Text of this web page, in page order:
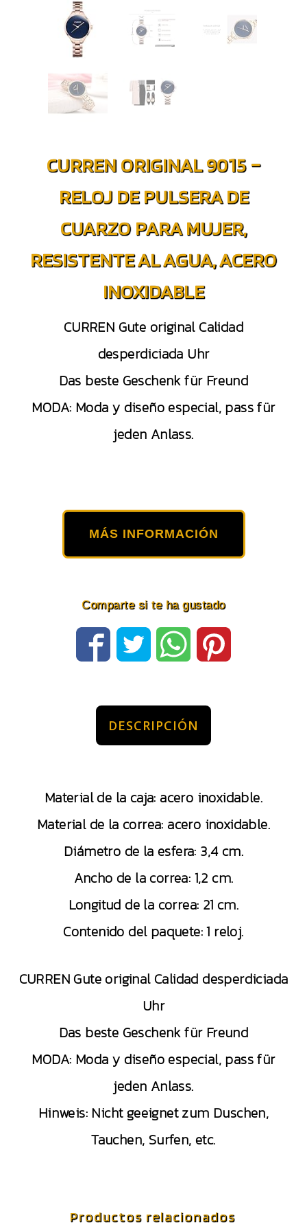
CURREN ORIGINAL 9015 –
RELOJ DE PULSERA DE
CUARZO PARA MUJER,
RESISTENTE AL AGUA, ACERO
INOXIDABLE
CURREN Gute original Calidad
desperdiciada Uhr
Das beste Geschenk für Freund
MODA: Moda y diseño especial, pass für
jeden Anlass.
MÁS INFORMACIÓN
Comparte si te ha gustado
DESCRIPCIÓN
Material de la caja: acero inoxidable.
Material de la correa: acero inoxidable.
Diámetro de la esfera: 3,4 cm.
Ancho de la correa: 1,2 cm.
Longitud de la correa: 21 cm.
Contenido del paquete: 1 reloj.
CURREN Gute original Calidad desperdiciada
Uhr
Das beste Geschenk für Freund
MODA: Moda y diseño especial, pass für
jeden Anlass.
Hinweis: Nicht geeignet zum Duschen,
Tauchen, Surfen, etc.
Productos relacionados